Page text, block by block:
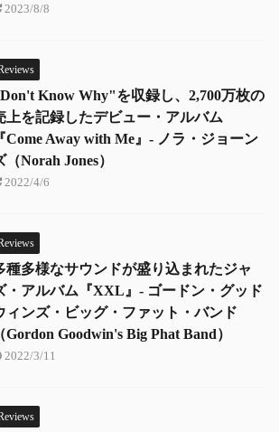
2023/8/8
Know Why"を収録し、2,700万枚の
上を記録したデビュー・アルバム
『Come Away with Me』- ノラ・ジョーン
（Norah Jones）
2022/4/6
種多様なサウンドが盛り込まれたジャ
・アルバム『XXL』- ゴードン・グッド
ィンズ・ビッグ・ファット・バンド
（Gordon Goodwin's Big Phat Band）
2022/3/11